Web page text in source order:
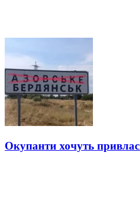
Окупанти хочуть